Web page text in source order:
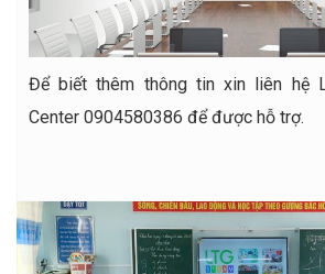
Để biết thêm thông tin xin liên hệ
Center 0904580386 để được hỗ trợ.